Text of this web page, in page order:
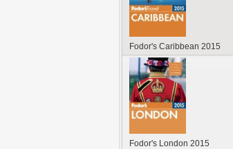
Fodor's Caribbean 2015
Fodor's London 2015